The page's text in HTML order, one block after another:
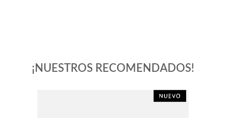
¡NUESTROS RECOMENDADOS!